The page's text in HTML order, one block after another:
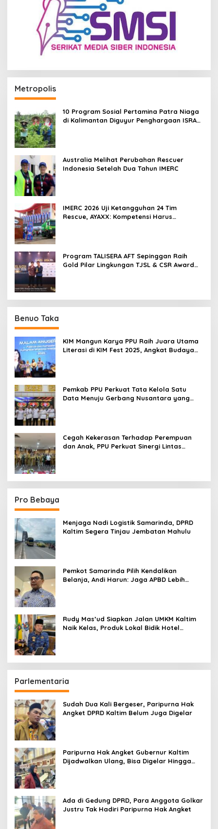
Metropolis
10 Program Sosial Pertamina Patra Niaga
di Kalimantan Diguyur Penghargaan ISRA
Australia Melihat Perubahan Rescuer
Indonesia Setelah Dua Tahun IMERC
IMERC 2026 Uji Ketangguhan 24 Tim
Rescue, AYAXX: Kompetensi Harus
Program TALISERA AFT Sepinggan Raih
Gold Pilar Lingkungan TJSL & CSR Award
Benuo Taka
KIM Mangun Karya PPU Raih Juara Utama
Literasi di KIM Fest 2025, Angkat Budaya
Pemkab PPU Perkuat Tata Kelola Satu
Data Menuju Gerbang Nusantara yang
Cegah Kekerasan Terhadap Perempuan
dan Anak, PPU Perkuat Sinergi Lintas
Pro Bebaya
Menjaga Nadi Logistik Samarinda, DPRD
Kaltim Segera Tinjau Jembatan Mahulu
Pemkot Samarinda Pilih Kendalikan
Belanja, Andi Harun: Jaga APBD Lebih
Rudy Mas’ud Siapkan Jalan UMKM Kaltim
Naik Kelas, Produk Lokal Bidik Hotel
Parlementaria
Sudah Dua Kali Bergeser, Paripurna Hak
Angket DPRD Kaltim Belum Juga Digelar
Paripurna Hak Angket Gubernur Kaltim
Dijadwalkan Ulang, Bisa Digelar Hingga
Ada di Gedung DPRD, Para Anggota Golkar
Justru Tak Hadiri Paripurna Hak Angket